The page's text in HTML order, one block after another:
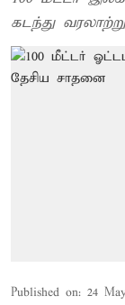
கடந்து
Published on: 24